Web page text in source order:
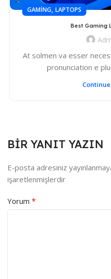
GAMING, LAPTOPS
Best Gaming
At solmen va esser
pronunciation e
BIR YANIT YAZIN
E-posta adresiniz
işaretlenmişlerdir
Yorum *